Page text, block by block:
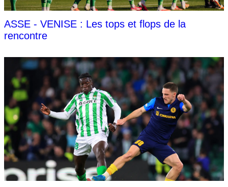
ASSE - VENISE : Les tops et flops de la
rencontre